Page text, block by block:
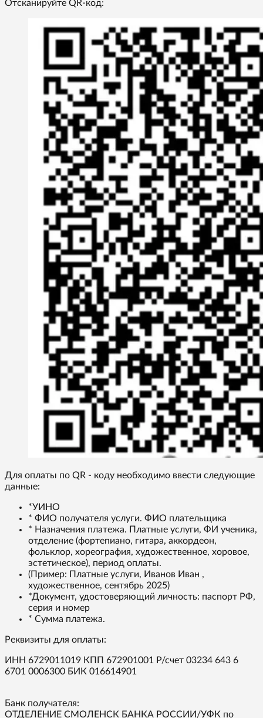
Отсканируйте QR-код:
Для оплаты по QR - коду необходимо ввести следующие
данные:
*УИНО
* ФИО получателя услуги. ФИО плательщика
* Назначения платежа. Платные услуги, ФИ ученика,
отделение (фортепиано, гитара, аккордеон,
фольклор, хореография, художественное, хоровое,
эстетическое), период оплаты.
(Пример: Платные услуги, Иванов Иван ,
художественное, сентябрь 2025)
*Документ, удостоверяющий личность: паспорт РФ,
серия и номер
* Сумма платежа.
Реквизиты для оплаты:
ИНН 6729011019 КПП 672901001 Р/счет 03234 643 6
6701 0006300 БИК 016614901
Банк получателя:
ОТДЕЛЕНИЕ СМОЛЕНСК БАНКА РОССИИ/УФК по